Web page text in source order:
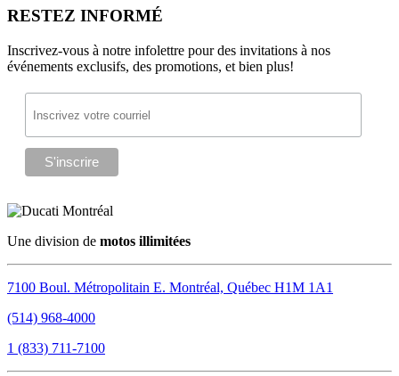
RESTEZ INFORMÉ
Inscrivez-vous à notre infolettre pour des invitations à nos
événements exclusifs, des promotions, et bien plus!
Une division de motos illimitées
7100 Boul. Métropolitain E. Montréal, Québec H1M 1A1
(514) 968-4000
1 (833) 711-7100